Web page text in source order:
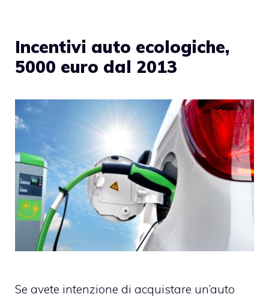
Incentivi auto ecologiche,
5000 euro dal 2013
Se avete intenzione di acquistare un’auto